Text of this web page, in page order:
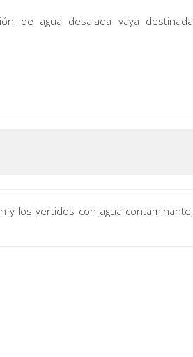
de agua desalada vaya destinada
y los vertidos con agua contaminante,